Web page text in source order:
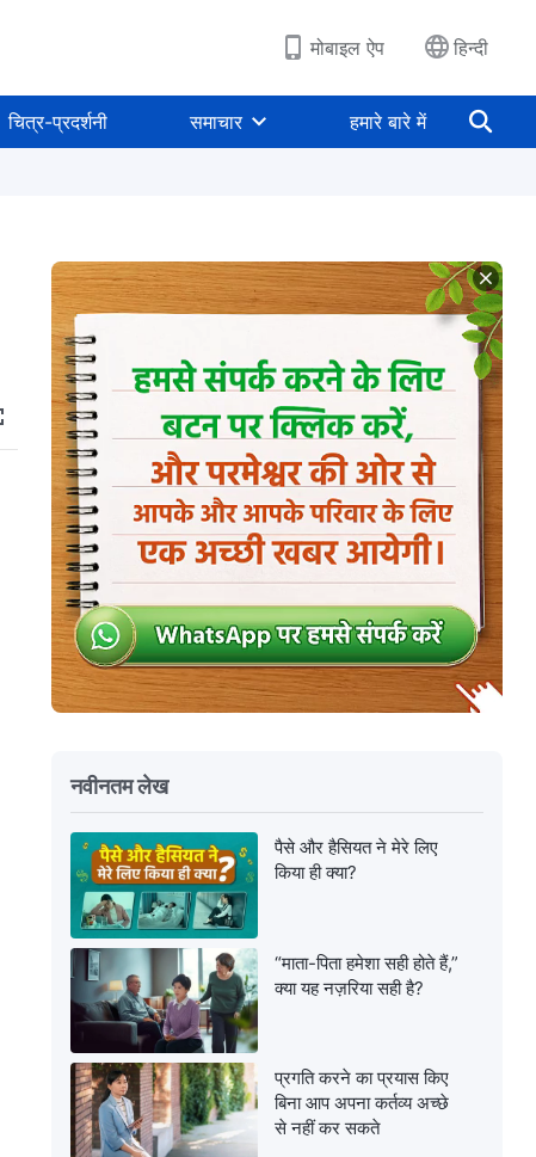
मोबाइल ऐप हिन्दी
चित्र-प्रदर्शनी समाचार हमारे बारे में
नवीनतम लेख
पैसे और हैसियत ने मेरे लिए
किया ही क्या?
“माता-पिता हमेशा सही होते हैं,”
क्या यह नज़रिया सही है?
प्रगति करने का प्रयास किए
बिना आप अपना कर्तव्य अच्छे
से नहीं कर सकते